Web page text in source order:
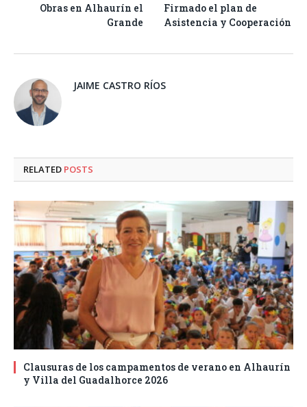
Obras en Alhaurín el
Grande
Firmado el plan de
Asistencia y Cooperación
JAIME CASTRO RÍOS
RELATED POSTS
Clausuras de los campamentos de verano en Alhaurín
y Villa del Guadalhorce 2026